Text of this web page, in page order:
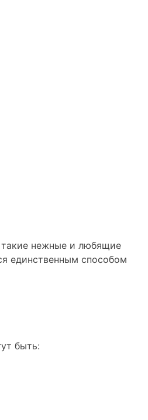
нежные и любящие
единственным способом
быть: